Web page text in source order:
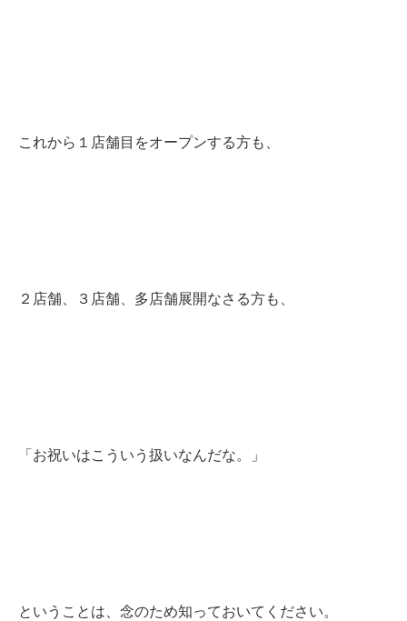
これから１店舗目をオープンする方も、
２店舗、３店舗、多店舗展開なさる方も、
「お祝いはこういう扱いなんだな。」
ということは、念のため知っておいてください。